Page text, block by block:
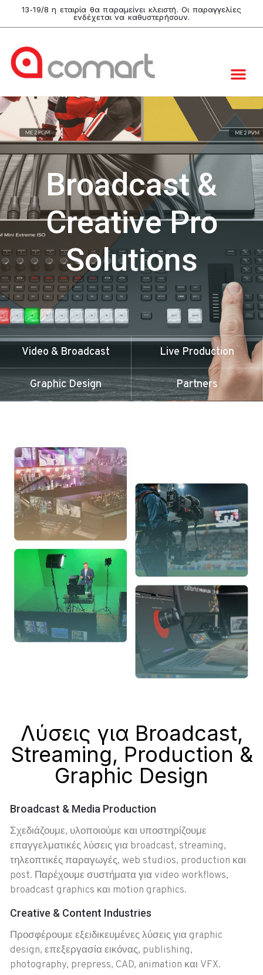
13-19/8 η εταιρία θα παραμείνει κλειστή. Οι παραγγελίες
ενδέχεται να καθυστερήσουν.
Broadcast &
Creative Pro
Solutions
Video & Broadcast Live Production
Graphic Design Partners
Λύσεις για Broadcast,
Streaming, Production &
Graphic Design
Broadcast & Media Production
Σχεδιάζουμε, υλοποιούμε και υποστηρίζουμε
επαγγελματικές λύσεις για broadcast, streaming,
τηλεοπτικές παραγωγές, web studios, production και
post. Παρέχουμε συστήματα για video workflows,
broadcast graphics και motion graphics.
Creative & Content Industries
Προσφέρουμε εξειδικευμένες λύσεις για graphic
design, επεξεργασία εικόνας, publishing,
photography, prepress, CAD, animation και VFX.